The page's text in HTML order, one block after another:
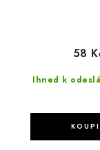
Ihned k
58